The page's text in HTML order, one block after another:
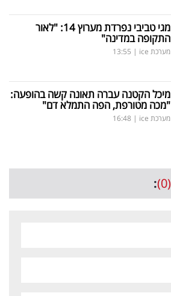
מגי טביבי נפרדת מערוץ 14: "לאור
התקופה במדינה"
מערכת ice |
13:55
מיכל הקטנה עברה תאונה קשה בהופעה:
"מכה מטורפת, הפה התמלא דם"
מערכת ice |
16:48
(0)
: